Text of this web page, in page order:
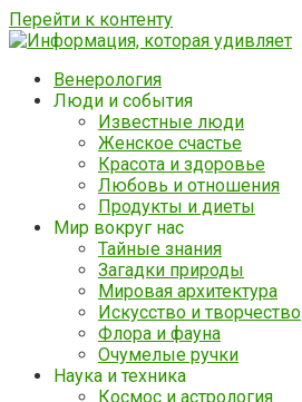
Перейти к контенту
Венерология
Люди и события
Известные люди
Женское счастье
Красота и здоровье
Любовь и отношения
Продукты и диеты
Мир вокруг нас
Тайные знания
Загадки природы
Мировая архитектура
Искусство и творчество
Флора и фауна
Очумелые ручки
Наука и техника
Космос и астрология